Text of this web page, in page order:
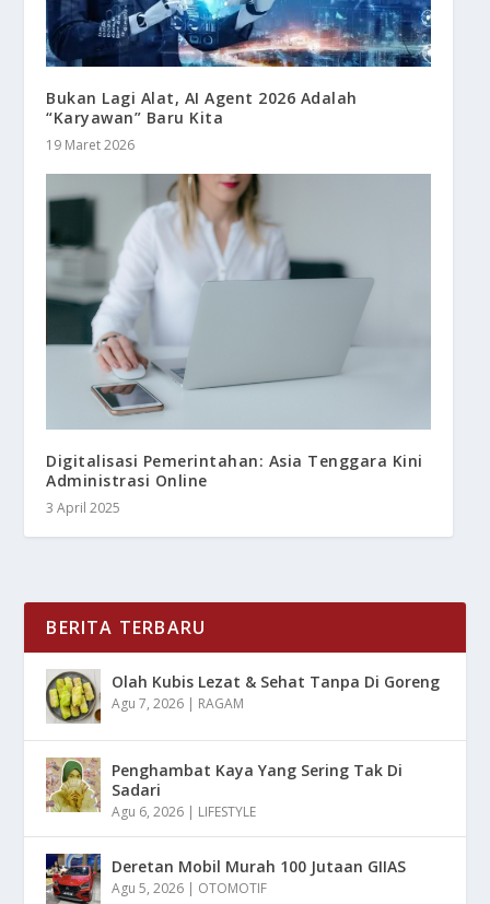
Bukan Lagi Alat, AI Agent 2026 Adalah
“Karyawan” Baru Kita
19 Maret 2026
Digitalisasi Pemerintahan: Asia Tenggara Kini
Administrasi Online
3 April 2025
BERITA TERBARU
Olah Kubis Lezat & Sehat Tanpa Di Goreng
Agu 7, 2026 | RAGAM
Penghambat Kaya Yang Sering Tak Di
Sadari
Agu 6, 2026 | LIFESTYLE
Deretan Mobil Murah 100 Jutaan GIIAS
Agu 5, 2026 | OTOMOTIF